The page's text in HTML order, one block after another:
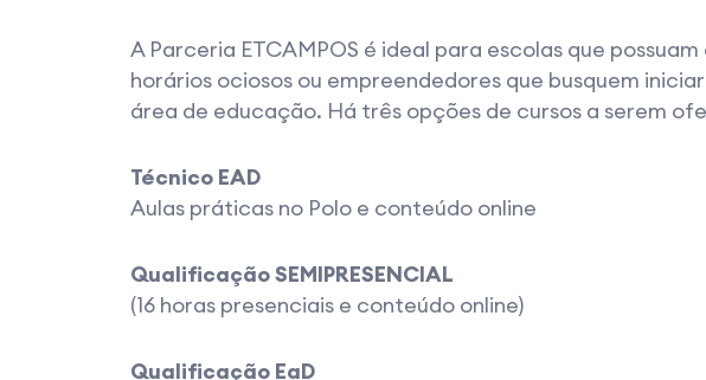
A Parceria ETCAMPOS é ideal para escolas que possuam
horários ociosos ou empreendedores que busquem
área de educação. Há três opções de cursos a serem
Técnico EAD
Aulas práticas no Polo e conteúdo online
Qualificação SEMIPRESENCIAL
(16 horas presenciais e conteúdo online)
Qualificação EaD